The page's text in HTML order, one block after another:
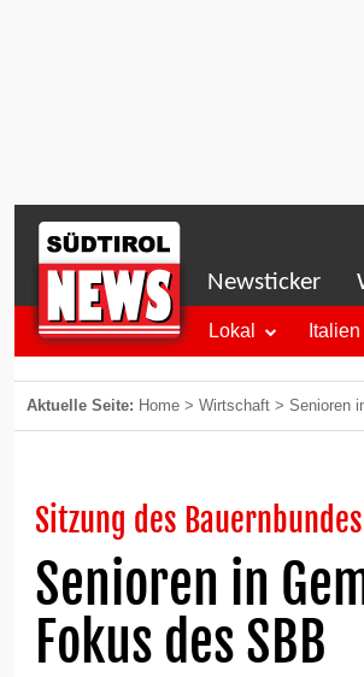
Newsticker
Lokal Italien
Aktuelle Seite: Home > Wirtschaft > Senioren
Sitzung des Bauernbundes
Senioren in
Fokus des SBB